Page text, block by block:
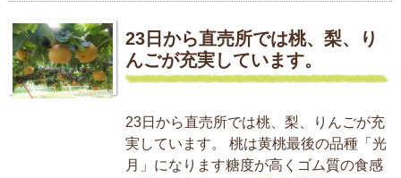
23日から直売所では桃、梨、り
んごが充実しています。
23日から直売所では桃、梨、りんごが充
実しています。 桃は黄桃最後の品種「光
月」になります糖度が高くゴム質の食感